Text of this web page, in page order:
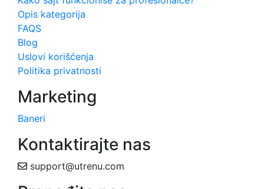
Opis kategorija
FAQS
Blog
Uslovi korišćenja
Politika privatnosti
Marketing
Baneri
Kontaktirajte nas
support@utrenu.com